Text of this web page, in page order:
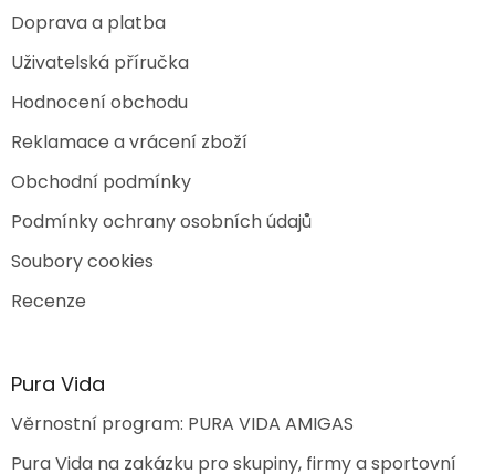
Doprava a platba
Uživatelská příručka
Hodnocení obchodu
Reklamace a vrácení zboží
Obchodní podmínky
Podmínky ochrany osobních údajů
Soubory cookies
Recenze
Pura Vida
Věrnostní program: PURA VIDA AMIGAS
Pura Vida na zakázku pro skupiny, firmy a sportovní